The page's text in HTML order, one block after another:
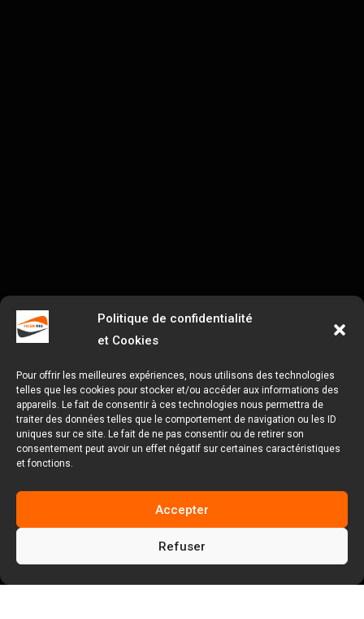
Politique de confidentialité
et Cookies
Pour offrir les meilleures expériences, nous utilisons des technologies
telles que les cookies pour stocker et/ou accéder aux informations des
appareils. Le fait de consentir à ces technologies nous permettra de
traiter des données telles que le comportement de navigation ou les ID
uniques sur ce site. Le fait de ne pas consentir ou de retirer son
consentement peut avoir un effet négatif sur certaines caractéristiques
et fonctions.
Accepter
Refuser